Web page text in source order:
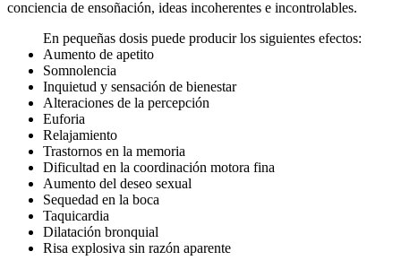
conciencia de ensoñación, ideas incoherentes e incontrolables.
En pequeñas dosis puede producir los siguientes efectos:
Aumento de apetito
Somnolencia
Inquietud y sensación de bienestar
Alteraciones de la percepción
Euforia
Relajamiento
Trastornos en la memoria
Dificultad en la coordinación motora fina
Aumento del deseo sexual
Sequedad en la boca
Taquicardia
Dilatación bronquial
Risa explosiva sin razón aparente